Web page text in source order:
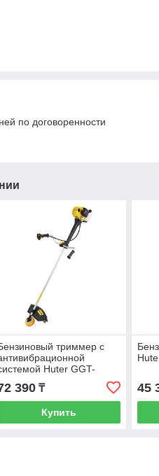
по договоренности
триммер с
Huter GGT-
2900T PRO 70/2/30
390₸
Купить
45